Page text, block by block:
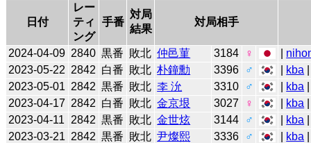
日付
レー
ティ
ング
手番
対局
結果
対局相手
2024-04-09 2840 黒番 敗北 仲邑菫 3184 ♀
2023-05-22 2842 白番 敗北 朴鐘勳 3396 ♂ kba
2023-05-01 2842 黒番 敗北 李 沇 3310 ♂ kba
2023-04-17 2842 白番 敗北 金京垠 3027 ♀ kba
2023-04-11
2842 黒番 敗北 金世炫 3144 ♂ kba
2023-03-21 2842 黒番 敗北 尹燦熙 3336 ♂ kba